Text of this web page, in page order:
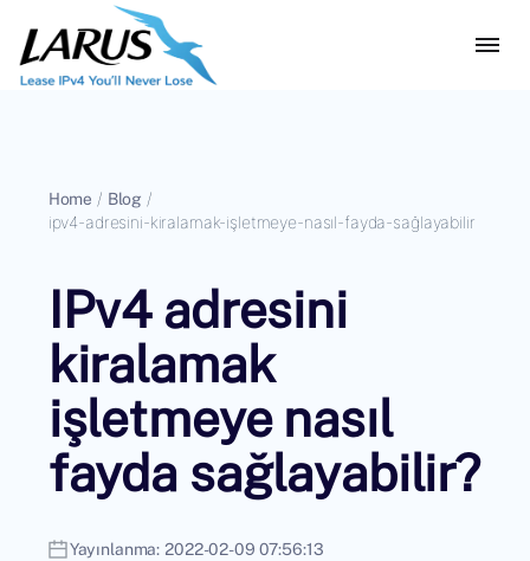
Home / Blog /
ipv4-adresini-kiralamak-işletmeye-nasıl-fayda-sağlayabilir
IPv4 adresini
kiralamak
işletmeye nasıl
fayda sağlayabilir?
Yayınlanma: 2022-02-09 07:56:13